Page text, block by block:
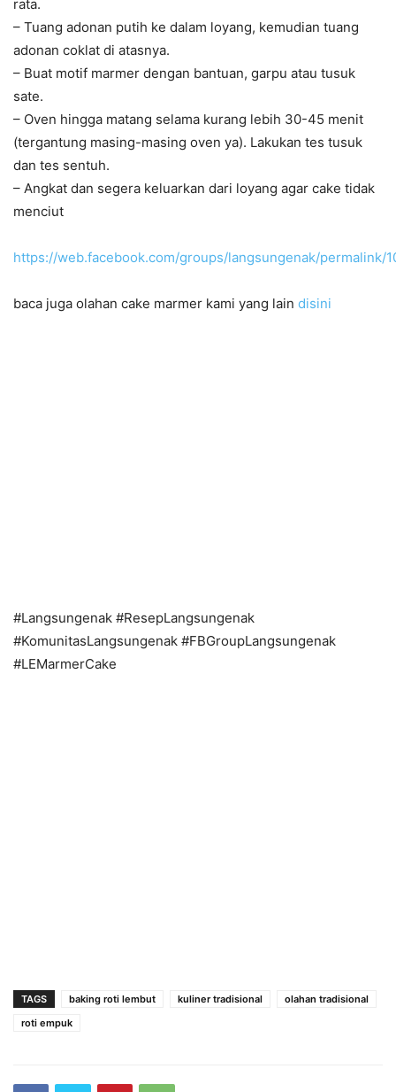
rata.
– Tuang adonan putih ke dalam loyang, kemudian tuang
adonan coklat di atasnya.
– Buat motif marmer dengan bantuan, garpu atau tusuk
sate.
– Oven hingga matang selama kurang lebih 30-45 menit
(tergantung masing-masing oven ya). Lakukan tes tusuk
dan tes sentuh.
– Angkat dan segera keluarkan dari loyang agar cake tidak
menciut
https://web.facebook.com/groups/langsungenak/permalink/
baca juga olahan cake marmer kami yang lain disini
#Langsungenak #ResepLangsungenak
#KomunitasLangsungenak #FBGroupLangsungenak
#LEMarmerCake
TAGS baking roti lembut kuliner tradisional
olahan tradisional
roti empuk